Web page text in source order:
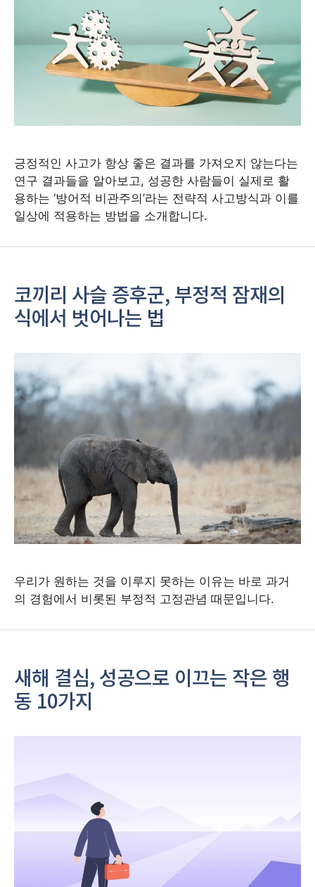
긍정적인 사고가 항상 좋은 결과를 가져오지 않는다는
연구 결과들을 알아보고, 성공한 사람들이 실제로 활
용하는 ‘방어적 비관주의’라는 전략적 사고방식과 이를
일상에 적용하는 방법을 소개합니다.
코끼리 사슬 증후군, 부정적 잠재의
식에서 벗어나는 법
우리가 원하는 것을 이루지 못하는 이유는 바로 과거
의 경험에서 비롯된 부정적 고정관념 때문입니다.
새해 결심, 성공으로 이끄는 작은 행
동 10가지